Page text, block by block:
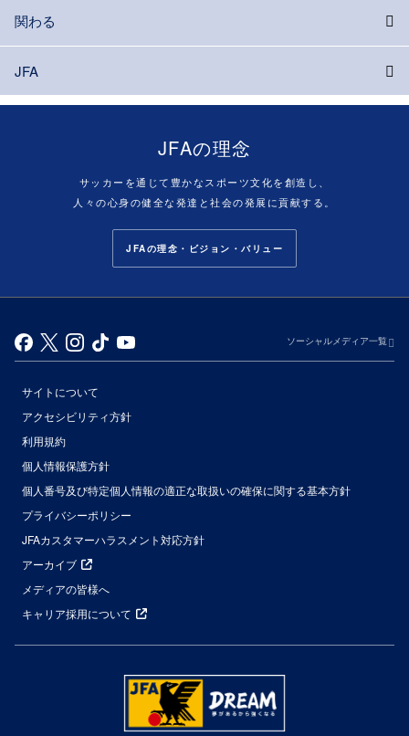
関わる
JFA
JFAの理念
サッカーを通じて豊かなスポーツ文化を創造し、
人々の心身の健全な発達と社会の発展に貢献する。
JFAの理念・ビジョン・バリュー
ソーシャルメディア一覧
サイトについて
アクセシビリティ方針
利用規約
個人情報保護方針
個人番号及び特定個人情報の適正な取扱いの確保に関する基本方針
プライバシーポリシー
JFAカスタマーハラスメント対応方針
アーカイブ
メディアの皆様へ
キャリア採用について